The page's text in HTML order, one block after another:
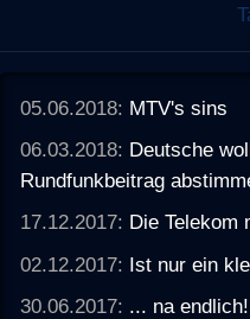
05.06.2018: MTV's sins
06.03.2018: Deutsche
Rundfunkbeitrag
17.12.2017: Die Telekom
02.12.2017: Ist nur ein
30.06.2017: ... na endlich!